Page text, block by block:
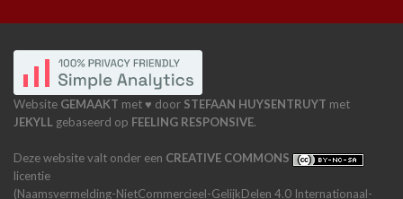
Website GEMAAKT met ♥ door STEFAAN HUYSENTRUYT met
JEKYLL gebaseerd op FEELING RESPONSIVE.
Deze website valt onder een CREATIVE COMMONS
licentie
(Naamsvermelding-NietCommercieel-GelijkDelen 4.0 Internationaal-